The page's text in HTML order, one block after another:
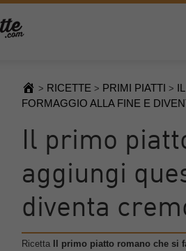
> RICETTE > PRIMI PIATTI >
FORMAGGIO ALLA FINE E
Il primo
aggiungi
diventa
Ricetta
Il primo piatto romano che si